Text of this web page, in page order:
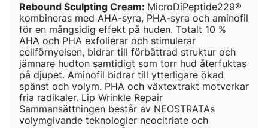
Rebound Sculpting Cream: MicroDiPeptide229®
kombineras med AHA-syra, PHA-syra och aminofil
för en mångsidig effekt på huden. Totalt 10 %
AHA och PHA exfolierar och stimulerar
cellförnyelsen, bidrar till förbättrad struktur och
jämnare hudton samtidigt som torr hud återfuktas
på djupet. Aminofil bidrar till ytterligare ökad
spänst och volym. PHA och växtextrakt motverkar
fria radikaler. Lip Wrinkle Repair
Sammansättningen består av NEOSTRATAs
volymgivande teknologier neocitriate och